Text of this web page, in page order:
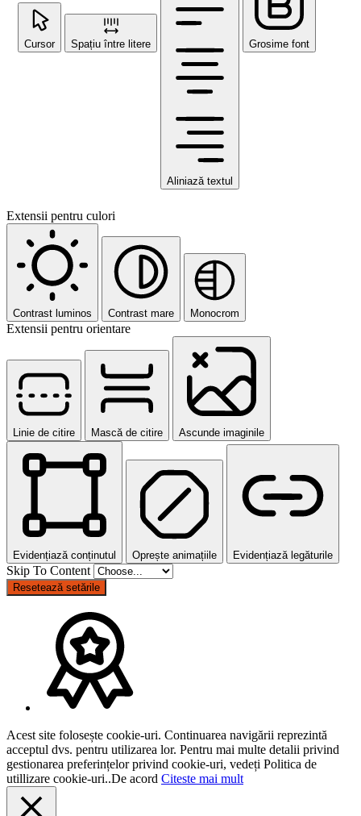
Cursor Spațiu între litere
Aliniază textul
Grosime font
Extensii pentru culori
Contrast luminos Contrast mare Monocrom
Extensii pentru orientare
Linie de citire Mască de citire Ascunde imaginile
Evidențiază conținutul Oprește animațiile Evidențiază legăturile
Skip To Content
Resetează setările
Acest site folosește cookie-uri. Continuarea navigării reprezintă
acceptul dvs. pentru utilizarea lor. Pentru mai multe detalii privind
gestionarea preferințelor privind cookie-uri, vedeți Politica de
utillizare cookie-uri..De acord Citeste mai mult